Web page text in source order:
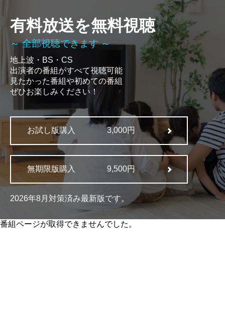
有料放送を無料視聴
～ 全部視聴できます ～
地上波・BS・CS
出演者の番組がすべて視聴可能
見たかった番組や初めての番組
ぜひお楽しみください！
お試し版購入 3,000円
無期限版購入 9,500円
2026年8月対策済み最新版です。
番組ページが取得できませんでした。